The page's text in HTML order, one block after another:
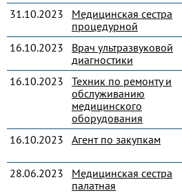
31.10.2023
Медицинская сестра
процедурной
16.10.2023
Врач ультразвуковой
диагностики
16.10.2023
Техник по ремонту и
обслуживанию
медицинского
оборудования
16.10.2023 Агент по закупкам
28.06.2023
Медицинская сестра
палатная